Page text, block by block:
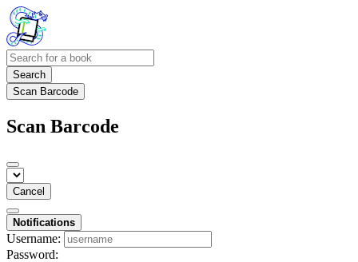
Search
Scan Barcode
Scan Barcode
Cancel
Notifications
Username:
Password: